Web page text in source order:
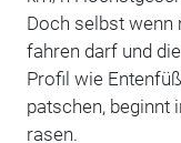
Doch selbst wenn
fahren darf und
Profil wie
patschen, beginnt
rasen.